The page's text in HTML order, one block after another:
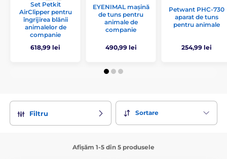
Set Petkit
AirClipper pentru
îngrijirea blănii
animalelor de
companie
618,99 lei
EYENIMAL mașină
de tuns pentru
animale de
companie
490,99 lei
Petwant PHC-730
aparat de tuns
pentru animale
254,99 lei
Filtru Sortare
Afișăm 1-5 din 5 produsele